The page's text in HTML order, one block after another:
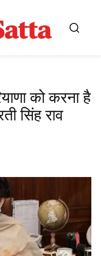
को करना है
सिंह राव